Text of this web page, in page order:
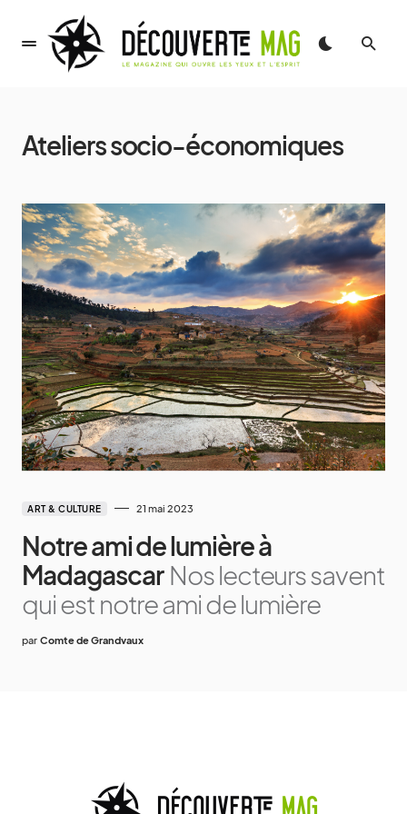
Ateliers socio-économiques
ART & CULTURE 21 mai 2023
Notre ami de lumière à
Madagascar Nos lecteurs savent
qui est notre ami de lumière
par Comte de Grandvaux